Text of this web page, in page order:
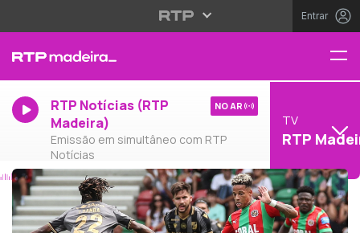
Entrar
RTP Notícias (RTP
Madeira)
Emissão em simultâneo com RTP
Notícias
NO AR
TV
RTP